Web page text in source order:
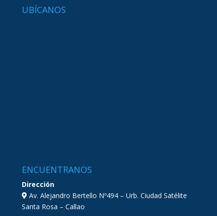
UBÍCANOS
ENCUENTRANOS
Dirección
Av. Alejandro Bertello Nº494 – Urb. Ciudad Satélite
Santa Rosa – Callao